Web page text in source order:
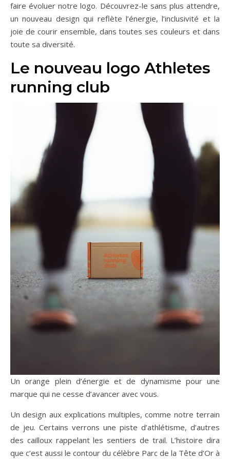
faire évoluer notre logo. Découvrez-le sans plus attendre,
un nouveau design qui reflète l’énergie, l’inclusivité et la
joie de courir ensemble, dans toutes ses couleurs et dans
toute sa diversité.
Le nouveau logo Athletes
running club
Un orange plein d’énergie et de dynamisme pour une
marque qui ne cesse d’avancer avec vous.
Un design aux explications multiples, comme notre terrain
de jeu. Certains verrons une piste d’athlétisme, d’autres
des cailloux rappelant les sentiers de trail. L’histoire dira
que c’est aussi le contour du célèbre Parc de la Tête d’Or à